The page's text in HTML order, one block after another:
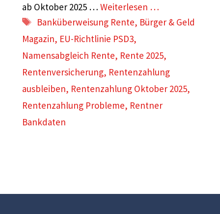
ab Oktober 2025 … Weiterlesen …
Schlagwörter
Banküberweisung Rente, Bürger & Geld
Magazin, EU-Richtlinie PSD3,
Namensabgleich Rente, Rente 2025,
Rentenversicherung, Rentenzahlung
ausbleiben, Rentenzahlung Oktober 2025,
Rentenzahlung Probleme, Rentner
Bankdaten